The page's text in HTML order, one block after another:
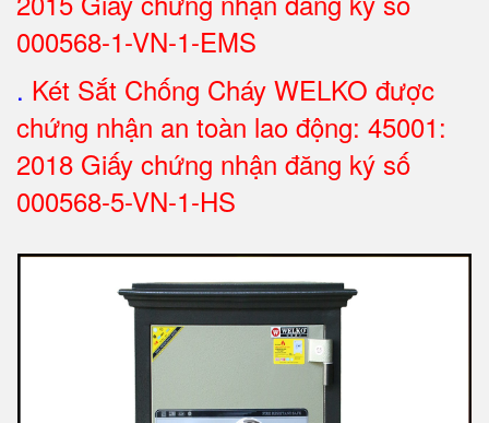
000568-1-VN-1-EMS
. Két Sắt Chống Cháy WELKO được
chứng nhận an toàn lao động: 45001:
2018 Giấy chứng nhận đăng ký số
000568-5-VN-1-HS